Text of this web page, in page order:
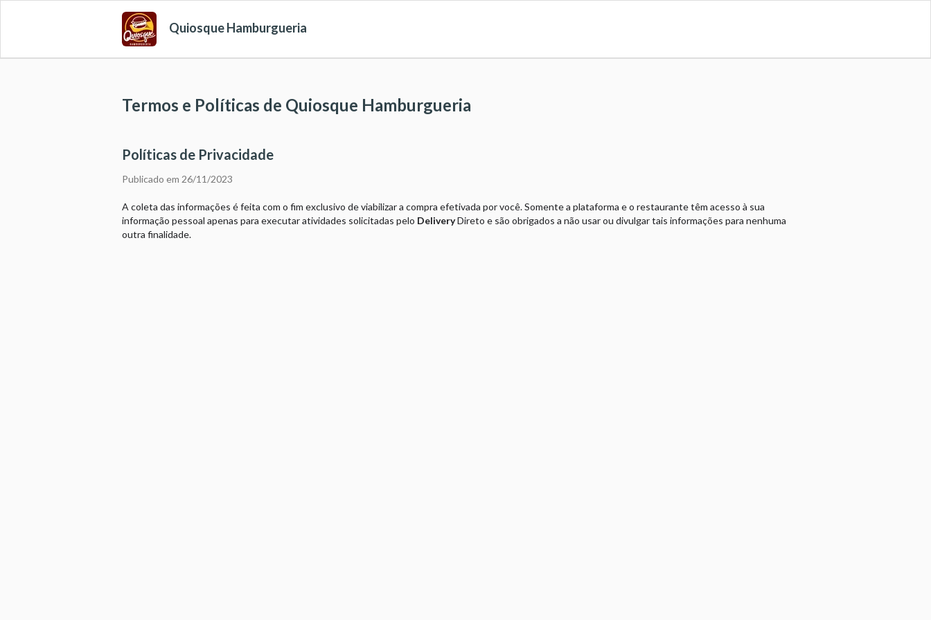
Quiosque Hamburgueria
Termos e Políticas de Quiosque Hamburgueria
Políticas de Privacidade
Publicado em 26/11/2023
A coleta das informações é feita com o fim exclusivo de viabilizar a compra efetivada por você. Somente a plataforma e o restaurante têm acesso à sua
informação pessoal apenas para executar atividades solicitadas pelo DeliveryDireto e são obrigados a não usar ou divulgar tais informações para nenhuma
outra finalidade.